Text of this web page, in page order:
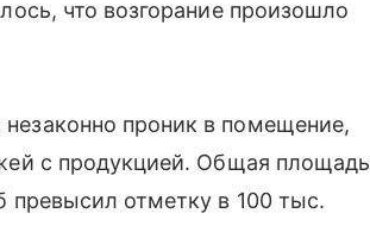
что возгорание произошло
проник в помещение,
с продукцией. Общая площадь
превысил отметку в 100 тыс.